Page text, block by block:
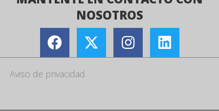
NOSOTROS
Aviso de privacidad